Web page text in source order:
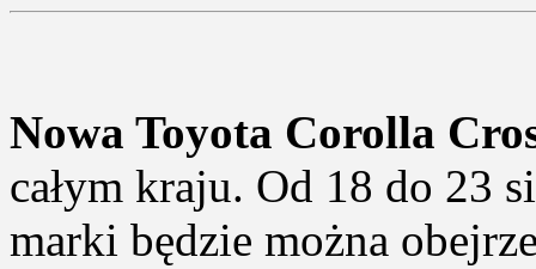
Nowa Toyota Corolla
całym kraju. Od 18 do 23
marki będzie można